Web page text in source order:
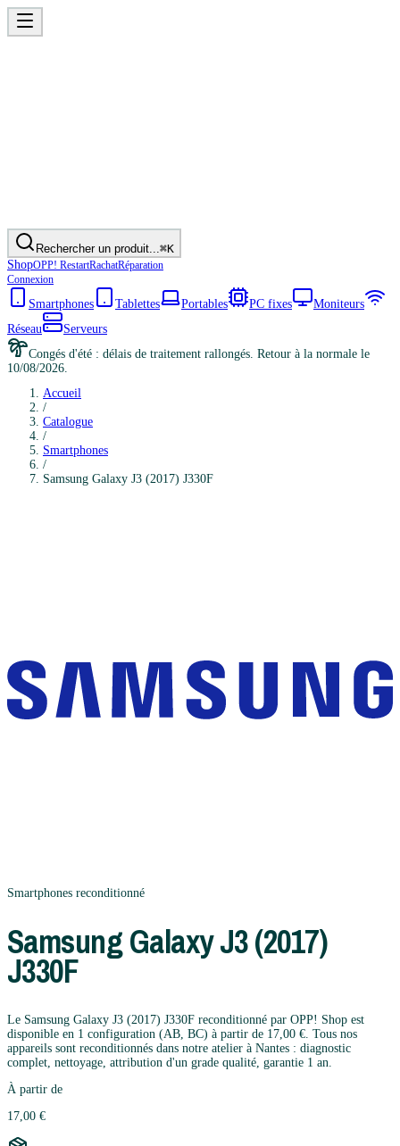
Rechercher un produit...⌘K
ShopOPP! RestartRachatRéparation
Connexion
Smartphones Tablettes Portables PC fixes
Moniteurs
Réseau
Serveurs
Congés d'été : délais de traitement rallongés. Retour à la normale le
10/08/2026.
Accueil
/
Catalogue
/
Smartphones
/
Samsung Galaxy J3 (2017) J330F
Smartphones reconditionné
SamsungGalaxy J3 (2017)
J330F
Le Samsung Galaxy J3 (2017) J330F reconditionné par OPP! Shop est
disponible en 1 configuration (AB, BC) à partir de 17,00 €. Tous nos
appareils sont reconditionnés dans notre atelier à Nantes : diagnostic
complet, nettoyage, attribution d'un grade qualité, garantie 1 an.
À partir de
17,00 €